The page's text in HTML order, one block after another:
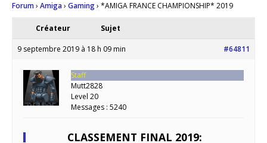
Forum› Amiga› Gaming› *AMIGA FRANCE CHAMPIONSHIP* 2019
Créateur Sujet
9 septembre 2019 à 18 h 09 min #64811
Staff
Mutt2828
Level 20
Messages : 5240
CLASSEMENT FINAL 2019: